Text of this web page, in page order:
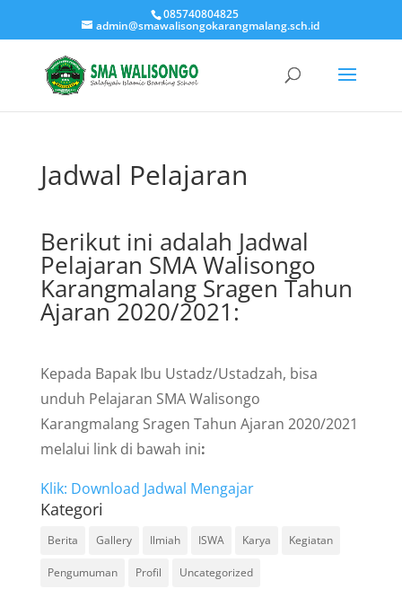
085740804825
admin@smawalisongokarangmalang.sch.id
Jadwal Pelajaran
Berikut ini adalah Jadwal
Pelajaran SMA Walisongo
Karangmalang Sragen Tahun
Ajaran 2020/2021:
Kepada Bapak Ibu Ustadz/Ustadzah, bisa
unduh Pelajaran SMA Walisongo
Karangmalang Sragen Tahun Ajaran 2020/2021
melalui link di bawah ini:
Klik: Download Jadwal Mengajar
Kategori
Berita Gallery Ilmiah ISWA Karya Kegiatan
Pengumuman Profil Uncategorized